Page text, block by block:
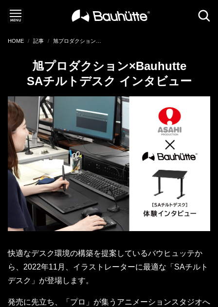
HOME 記事
旭プロダクション×Bauhutte
SAチルトデスク インタビュー
快適なデスク環境の構築を提案しているバウヒュッテか
ら、2022年11月、イラストレーターに最適な「SAチルト
デスク」が登場します。
発売に先立ち、「プロ」が集うアニメーションスタジオへ